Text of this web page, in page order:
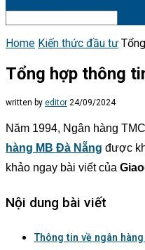
Home Kiến thức đầu tư
Tổng hợp thông
written by editor 24/09/2024
Năm 1994, Ngân hàng
hàng MB Đà Nẵng được
khảo ngay bài viết của
Nội dung bài viết
Thông tin về ngân